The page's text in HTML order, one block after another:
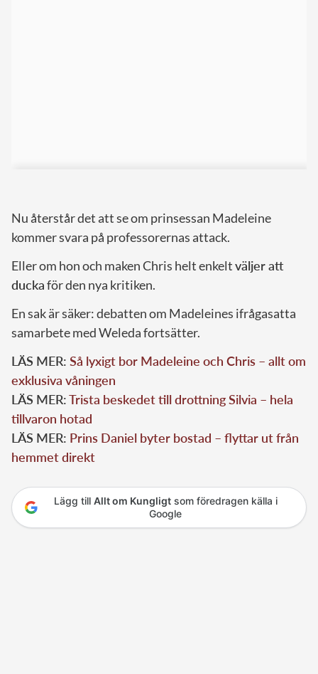
Nu återstår det att se om prinsessan Madeleine
kommer svara på professorernas attack.
Eller om hon och maken Chris helt enkeltväljer att
duckaför den nya kritiken.
En sak är säker: debatten om Madeleines ifrågasatta
samarbete med Weleda fortsätter.
LÄS MER: Så lyxigt bor Madeleine och Chris – allt om
exklusiva våningen
LÄS MER:Trista beskedet till drottning Silvia – hela
tillvaron hotad
LÄS MER: Prins Daniel byter bostad – flyttar ut från
hemmet direkt
Lägg till Allt om Kungligtsom föredragen källa i
Google